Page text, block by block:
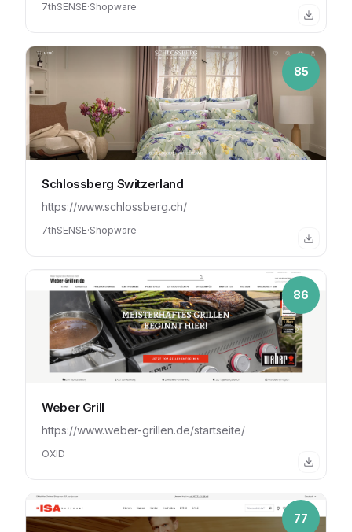
7thSENSE·Shopware
85
Schlossberg Switzerland
https://www.schlossberg.ch/
7thSENSE·Shopware
86
Weber Grill
https://www.weber-grillen.de/startseite/
OXID
77